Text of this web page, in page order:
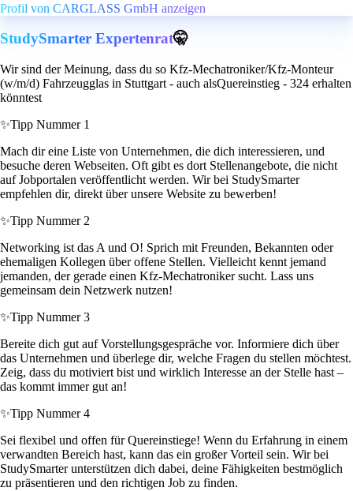
Profil von CARGLASS GmbH anzeigen
StudySmarter Expertenrat🤫
Wir sind der Meinung, dass du so Kfz-Mechatroniker/Kfz-Monteur
(w/m/d) Fahrzeugglas in Stuttgart - auch alsQuereinstieg - 324 erhalten
könntest
✨Tipp Nummer 1
Mach dir eine Liste von Unternehmen, die dich interessieren, und
besuche deren Webseiten. Oft gibt es dort Stellenangebote, die nicht
auf Jobportalen veröffentlicht werden. Wir bei StudySmarter
empfehlen dir, direkt über unsere Website zu bewerben!
✨Tipp Nummer 2
Networking ist das A und O! Sprich mit Freunden, Bekannten oder
ehemaligen Kollegen über offene Stellen. Vielleicht kennt jemand
jemanden, der gerade einen Kfz-Mechatroniker sucht. Lass uns
gemeinsam dein Netzwerk nutzen!
✨Tipp Nummer 3
Bereite dich gut auf Vorstellungsgespräche vor. Informiere dich über
das Unternehmen und überlege dir, welche Fragen du stellen möchtest.
Zeig, dass du motiviert bist und wirklich Interesse an der Stelle hast –
das kommt immer gut an!
✨Tipp Nummer 4
Sei flexibel und offen für Quereinstiege! Wenn du Erfahrung in einem
verwandten Bereich hast, kann das ein großer Vorteil sein. Wir bei
StudySmarter unterstützen dich dabei, deine Fähigkeiten bestmöglich
zu präsentieren und den richtigen Job zu finden.